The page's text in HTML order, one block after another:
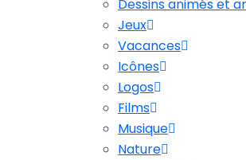
Dessins animés et
Jeux
Vacances
Icônes
Logos
Films
Musique
Nature